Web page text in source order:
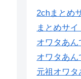
2chまとめ
まとめサイ
オワタあん
オワタあん
元祖オワタ